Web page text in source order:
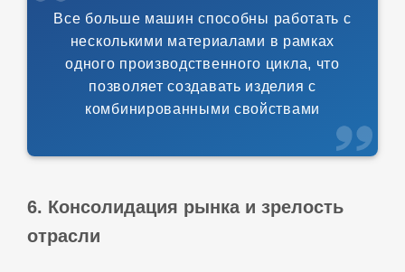
Все больше машин способны работать с
несколькими материалами в рамках
одного производственного цикла, что
позволяет создавать изделия с
комбинированными свойствами
6. Консолидация рынка и зрелость
отрасли